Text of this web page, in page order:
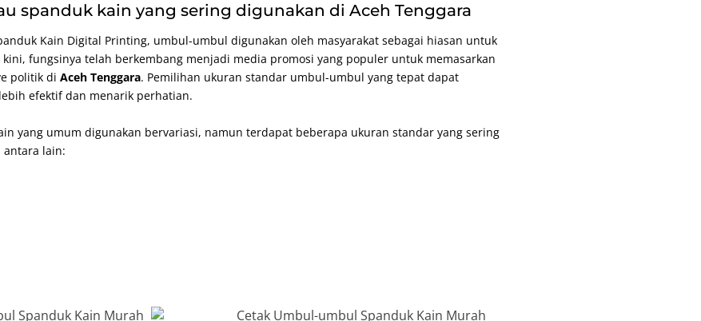
spanduk kain yang sering digunakan di Aceh Tenggara
Kain Digital Printing, umbul-umbul digunakan oleh masyarakat sebagai hiasan untuk
fungsinya telah berkembang menjadi media promosi yang populer untuk memasarkan
politik diAceh Tenggara. Pemilihan ukuran standar umbul-umbul yang tepat dapat
efektif dan menarik perhatian.
yang umum digunakan bervariasi, namun terdapat beberapa ukuran standar yang sering
antara lain: